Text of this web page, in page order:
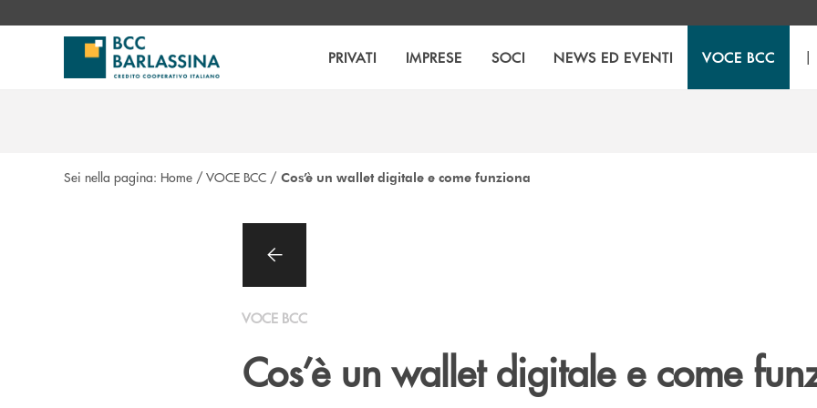
PRIVATI IMPRESE SOCI NEWS ED EVENTI VOCE BCC |
Sei nella pagina: Home / VOCE BCC / Cos’è un wallet digitale e come funziona
VOCE BCC
Cos’è un wallet digitale e come